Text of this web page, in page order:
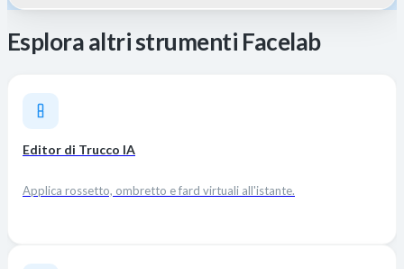
Esplora altri strumenti Facelab
Editor di Trucco IA
Applica rossetto, ombretto e fard virtuali all'istante.